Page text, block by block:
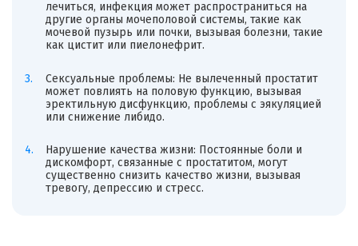
лечиться, инфекция может распространиться на
другие органы мочеполовой системы, такие как
мочевой пузырь или почки, вызывая болезни, такие
как цистит или пиелонефрит.
Сексуальные проблемы: Не вылеченный простатит
может повлиять на половую функцию, вызывая
эректильную дисфункцию, проблемы с эякуляцией
или снижение либидо.
Нарушение качества жизни: Постоянные боли и
дискомфорт, связанные с простатитом, могут
существенно снизить качество жизни, вызывая
тревогу, депрессию и стресс.